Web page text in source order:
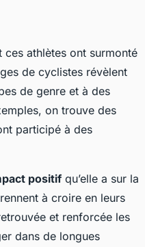
athlètes ont surmonté
de cyclistes révèlent
de genre et à des
on trouve des
participé à des
positifqu’elle a sur la
à croire en leurs
et renforcée les
dans de longues